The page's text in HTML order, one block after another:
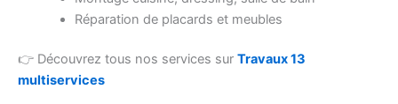
Réparation de placards et meubles
👉 Découvrez tous nos services sur Travaux 13
multiservices